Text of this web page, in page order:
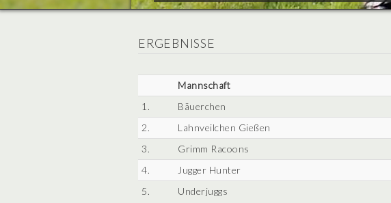
ERGEBNISSE
Mannschaft
1.
Bäuerchen
2.
Lahnveilchen Gießen
3.
Grimm Racoons
4.
Jugger Hunter
5.
Underjuggs